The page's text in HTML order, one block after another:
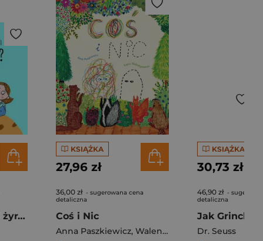
Gdzie się zmieści żyrafa?
KSIĄŻKA
27,96 zł
36,00 zł - sugerowana cena
detaliczna
Coś i Nic
Anna Paszkiewicz, Walentynowicz Kasia
KSIĄŻKA
30,73 zł
46,90 zł -
detaliczna
Dr. Seuss